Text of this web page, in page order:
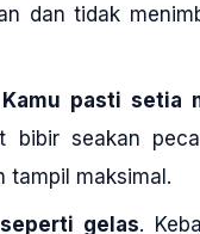
dan tidak
pasti setia
bibir seakan
tampil maksimal.
gelas.